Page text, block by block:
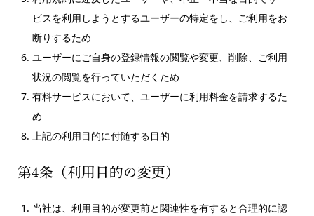
ビスを利用しようとするユーザーの特定をし、ご利用をお
断りするため
ユーザーにご自身の登録情報の閲覧や変更、削除、ご利用
状況の閲覧を行っていただくため
有料サービスにおいて、ユーザーに利用料金を請求するた
め
上記の利用目的に付随する目的
第4条（利用目的の変更）
当社は、利用目的が変更前と関連性を有すると合理的に認